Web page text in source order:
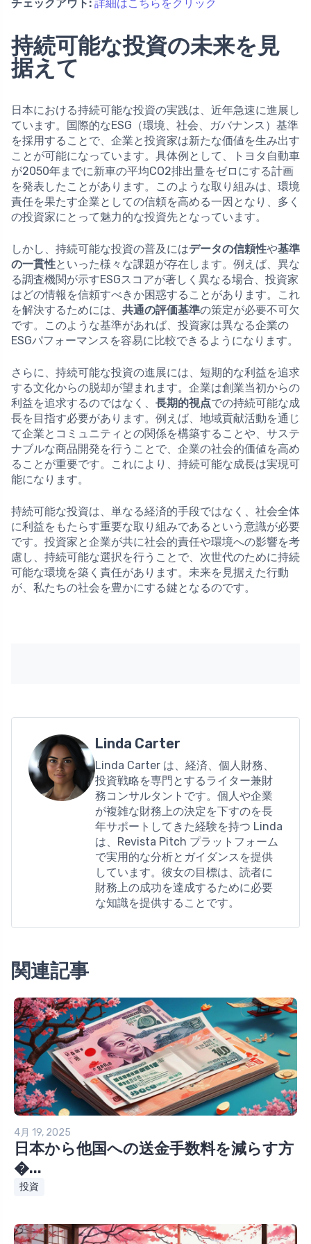
チェックアウト: 詳細はこちらをクリック
持続可能な投資の未来を見
据えて
日本における持続可能な投資の実践は、近年急速に進展し
ています。国際的なESG（環境、社会、ガバナンス）基準
を採用することで、企業と投資家は新たな価値を生み出す
ことが可能になっています。具体例として、トヨタ自動車
が2050年までに新車の平均CO2排出量をゼロにする計画
を発表したことがあります。このような取り組みは、環境
責任を果たす企業としての信頼を高める一因となり、多く
の投資家にとって魅力的な投資先となっています。
しかし、持続可能な投資の普及にはデータの信頼性や基準
の一貫性といった様々な課題が存在します。例えば、異な
る調査機関が示すESGスコアが著しく異なる場合、投資家
はどの情報を信頼すべきか困惑することがあります。これ
を解決するためには、 共通の評価基準の策定が必要不可欠
です。このような基準があれば、投資家は異なる企業の
ESGパフォーマンスを容易に比較できるようになります。
さらに、持続可能な投資の進展には、短期的な利益を追求
する文化からの脱却が望まれます。企業は創業当初からの
利益を追求するのではなく、 長期的視点での持続可能な成
長を目指す必要があります。例えば、地域貢献活動を通じ
て企業とコミュニティとの関係を構築することや、サステ
ナブルな商品開発を行うことで、企業の社会的価値を高め
ることが重要です。これにより、持続可能な成長は実現可
能になります。
持続可能な投資は、単なる経済的手段ではなく、社会全体
に利益をもたらす重要な取り組みであるという意識が必要
です。投資家と企業が共に社会的責任や環境への影響を考
慮し、持続可能な選択を行うことで、次世代のために持続
可能な環境を築く責任があります。未来を見据えた行動
が、私たちの社会を豊かにする鍵となるのです。
Linda Carter
Linda Carter は、経済、個人財務、
投資戦略を専門とするライター兼財
務コンサルタントです。個人や企業
が複雑な財務上の決定を下すのを長
年サポートしてきた経験を持つ Linda
は、Revista Pitch プラットフォーム
で実用的な分析とガイダンスを提供
しています。彼女の目標は、読者に
財務上の成功を達成するために必要
な知識を提供することです。
関連記事
4月 19, 2025
日本から他国への送金手数料を減らす方
�...
投資